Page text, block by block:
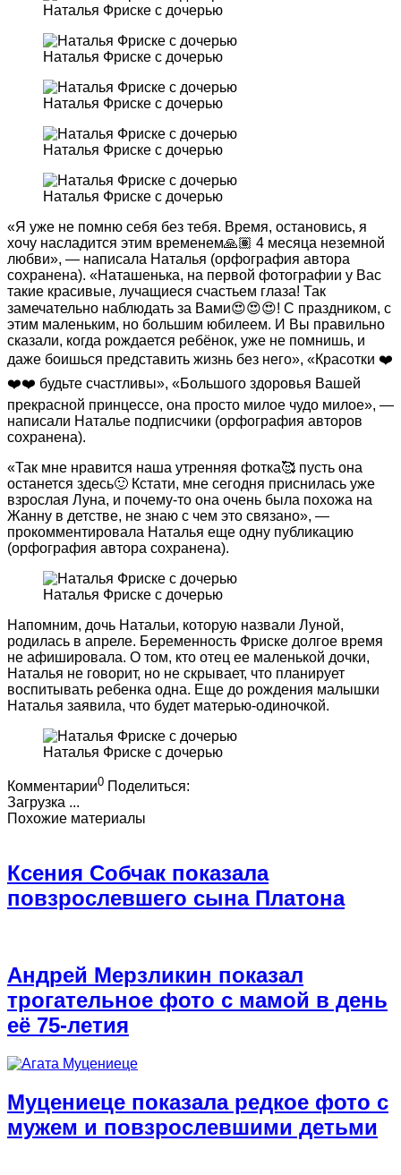
Наталья Фриске с дочерью
Наталья Фриске с дочерью
Наталья Фриске с дочерью
Наталья Фриске с дочерью
Наталья Фриске с дочерью
«Я уже не помню себя без тебя. Время, остановись, я
хочу насладится этим временем🙏🏽 4 месяца неземной
любви», — написала Наталья (орфография автора
сохранена). «Наташенька, на первой фотографии у Вас
такие красивые, лучащиеся счастьем глаза! Так
замечательно наблюдать за Вами😍😍😍! С праздником, с
этим маленьким, но большим юбилеем. И Вы правильно
сказали, когда рождается ребёнок, уже не помнишь, и
даже боишься представить жизнь без него», «Красотки ❤️
❤️❤️ будьте счастливы», «Большого здоровья Вашей
прекрасной принцессе, она просто милое чудо милое», —
написали Наталье подписчики (орфография авторов
сохранена).
«Так мне нравится наша утренняя фотка🥰 пусть она
останется здесь🙂 Кстати, мне сегодня приснилась уже
взрослая Луна, и почему-то она очень была похожа на
Жанну в детстве, не знаю с чем это связано», —
прокомментировала Наталья еще одну публикацию
(орфография автора сохранена).
Наталья Фриске с дочерью
Напомним, дочь Натальи, которую назвали Луной,
родилась в апреле. Беременность Фриске долгое время
не афишировала. О том, кто отец ее маленькой дочки,
Наталья не говорит, но не скрывает, что планирует
воспитывать ребенка одна. Еще до рождения малышки
Наталья заявила, что будет матерью-одиночкой.
Наталья Фриске с дочерью
Комментарии0 Поделиться:
Загрузка ...
Похожие материалы
Ксения Собчак показала
повзрослевшего сына Платона
Андрей Мерзликин показал
трогательное фото с мамой в день
её 75-летия
Муцениеце показала редкое фото с
мужем и повзрослевшими детьми